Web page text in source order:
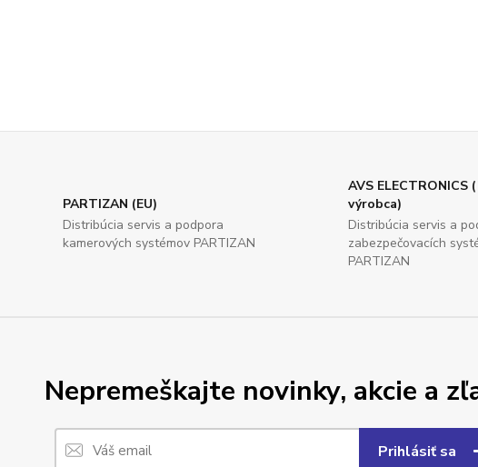
PARTIZAN (EU)
Distribúcia servis a podpora
kamerových systémov PARTIZAN
AVS ELECTRONICS
výrobca)
Distribúcia servis a
zabezpečovacích
PARTIZAN
Nepremeškajte novinky, akcie a
Prihlásiť sa